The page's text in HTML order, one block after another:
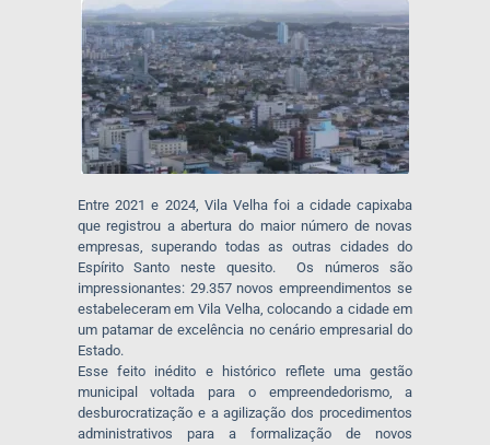
Entre 2021 e 2024, Vila Velha foi a cidade capixaba
que registrou a abertura do maior número de novas
empresas, superando todas as outras cidades do
Espírito Santo neste quesito. Os números são
impressionantes: 29.357 novos empreendimentos se
estabeleceram em Vila Velha, colocando a cidade em
um patamar de excelência no cenário empresarial do
Estado.
Esse feito inédito e histórico reflete uma gestão
municipal voltada para o empreendedorismo, a
desburocratização e a agilização dos procedimentos
administrativos para a formalização de novos